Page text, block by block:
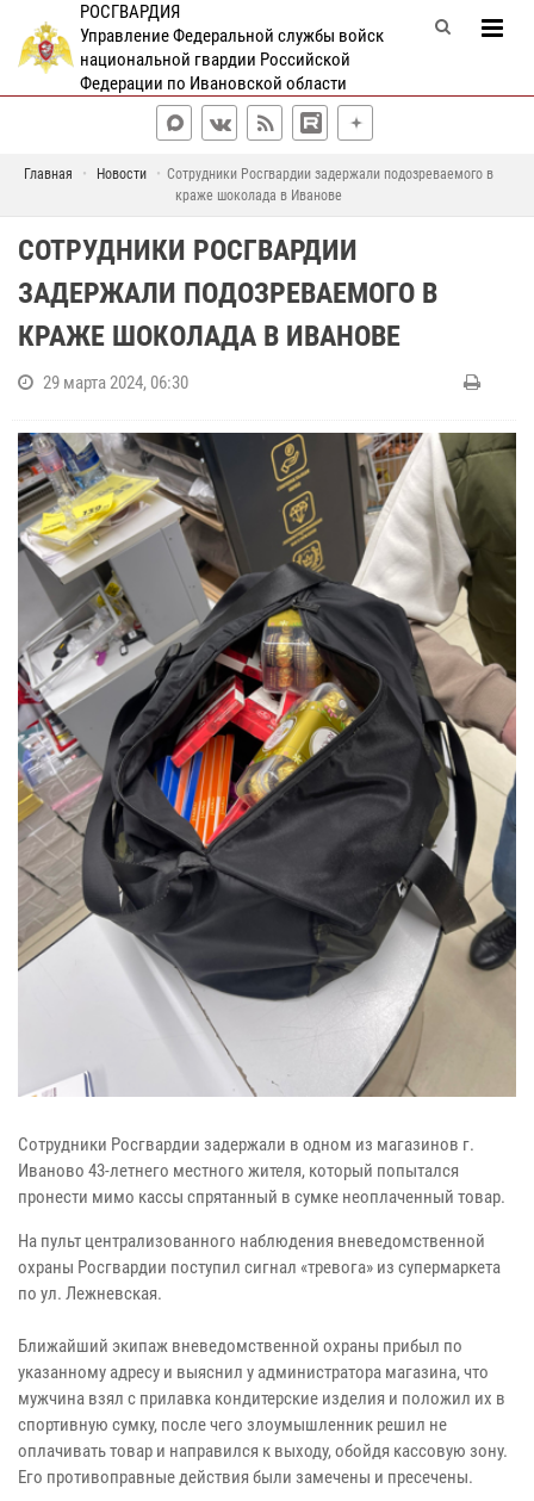
РОСГВАРДИЯ
Управление Федеральной службы войск
национальной гвардии Российской
Федерации по Ивановской области
Главная Новости
Сотрудники Росгвардии задержали подозреваемого в
краже шоколада в Иванове
СОТРУДНИКИ РОСГВАРДИИ
ЗАДЕРЖАЛИ ПОДОЗРЕВАЕМОГО В
КРАЖЕ ШОКОЛАДА В ИВАНОВЕ
29 марта 2024, 06:30
Сотрудники Росгвардии задержали в одном из магазинов г.
Иваново 43-летнего местного жителя, который попытался
пронести мимо кассы спрятанный в сумке неоплаченный товар.
На пульт централизованного наблюдения вневедомственной
охраны Росгвардии поступил сигнал «тревога» из супермаркета
по ул. Лежневская.
Ближайший экипаж вневедомственной охраны прибыл по
указанному адресу и выяснил у администратора магазина, что
мужчина взял с прилавка кондитерские изделия и положил их в
спортивную сумку, после чего злоумышленник решил не
оплачивать товар и направился к выходу, обойдя кассовую зону.
Его противоправные действия были замечены и пресечены.